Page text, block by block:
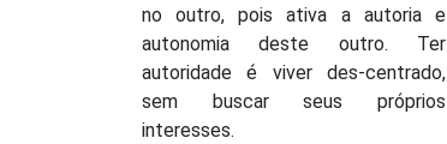
no outro, pois ativa a autoria e
autonomia deste outro. Ter
autoridade é viver des-centrado,
sem buscar seus próprios
interesses.